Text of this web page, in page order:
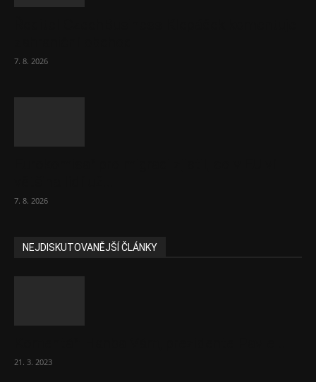
7. 8. 2026
7. 8. 2026
NEJDISKUTOVANĚJŠÍ ČLÁNKY
21. 3. 2023